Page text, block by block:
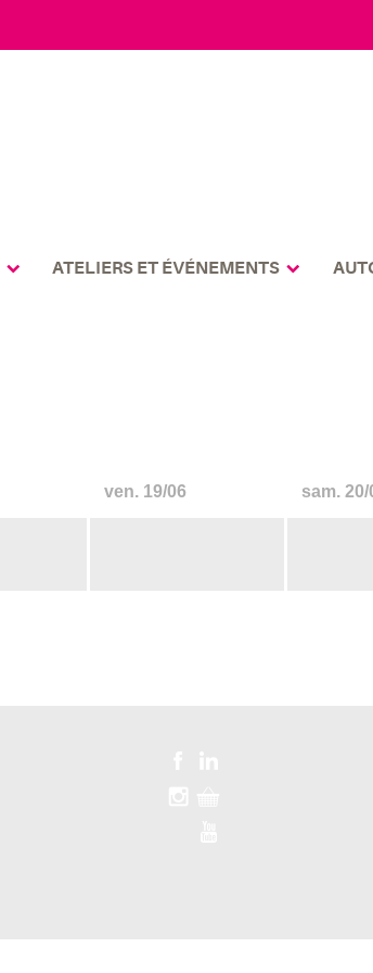
ATELIERS ET ÉVÉNEMENTS
ven. 19/06 sam. 20/